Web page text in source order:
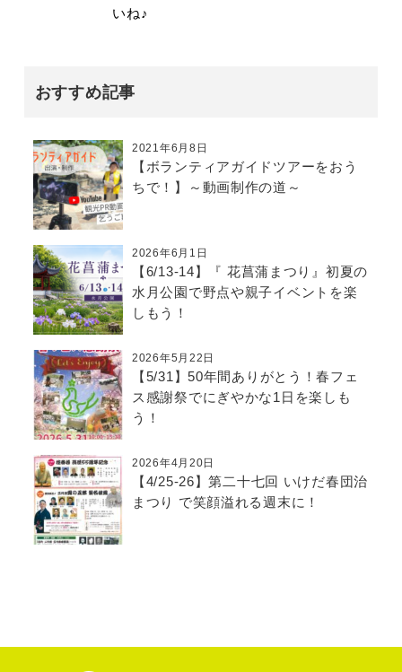
いね♪
おすすめ記事
2021年6月8日
【ボランティアガイドツアーをおう
ちで！】～動画制作の道～
2026年6月1日
【6/13-14】『 花菖蒲まつり』初夏の
水月公園で野点や親子イベントを楽
しもう！
2026年5月22日
【5/31】50年間ありがとう！春フェ
ス感謝祭でにぎやかな1日を楽しも
う！
2026年4月20日
【4/25-26】第二十七回 いけだ春団治
まつり で笑顔溢れる週末に！